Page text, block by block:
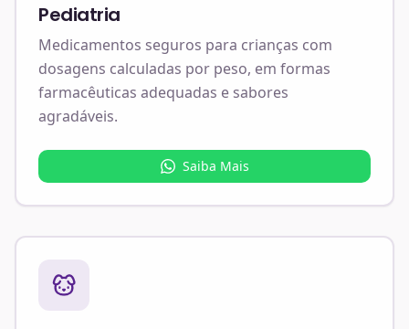
Pediatria
Medicamentos seguros para crianças com
dosagens calculadas por peso, em formas
farmacêuticas adequadas e sabores
agradáveis.
Saiba Mais